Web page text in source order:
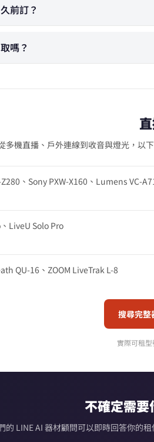
前訂？
嗎？
多機直播、戶外連線到收音與燈光，以
、Sony PXW-X160、Lumens VC-
LiveU Solo Pro
QU-16、ZOOM LiveTrak L-8
搜尋完整
實際可租型
不確定需要
的 LINE AI 器材顧問可以即時回答你的